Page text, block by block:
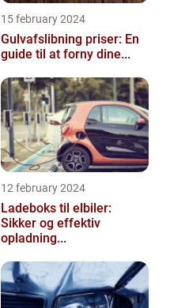
15 february 2024
Gulvafslibning priser: En
guide til at forny dine...
12 february 2024
Ladeboks til elbiler:
Sikker og effektiv
opladning...